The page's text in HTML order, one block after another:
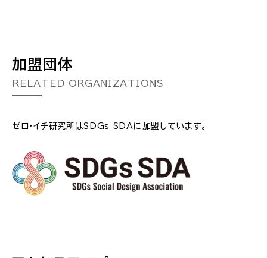
加盟団体
RELATED ORGANIZATIONS
ゼロ・イチ研究所はSDGs SDAに加盟しています。